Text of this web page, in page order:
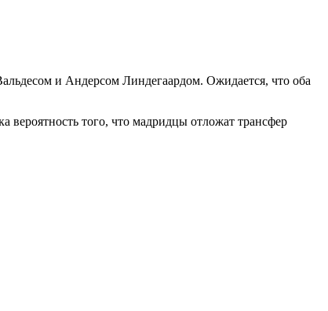
и Андерсом Линдегаардом. Ожидается, что оба
того, что мадридцы отложат трансфер